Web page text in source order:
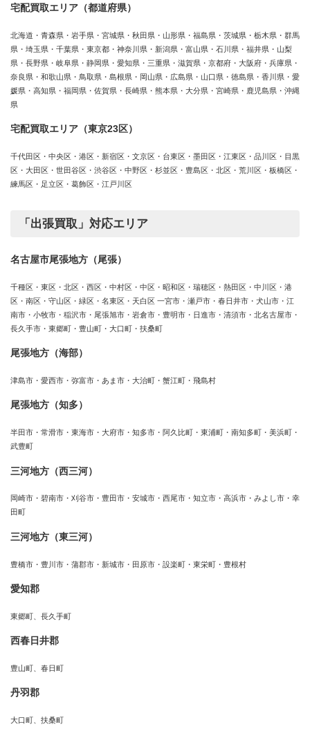
宅配買取エリア（都道府県）
北海道・青森県・岩手県・宮城県・秋田県・山形県・福島県・茨城県・栃木県・群馬
県・埼玉県・千葉県・東京都・神奈川県・新潟県・富山県・石川県・福井県・山梨
県・長野県・岐阜県・静岡県・愛知県・三重県・滋賀県・京都府・大阪府・兵庫県・
奈良県・和歌山県・鳥取県・島根県・岡山県・広島県・山口県・徳島県・香川県・愛
媛県・高知県・福岡県・佐賀県・長崎県・熊本県・大分県・宮崎県・鹿児島県・沖縄
県
宅配買取エリア（東京23区）
千代田区・中央区・港区・新宿区・文京区・台東区・墨田区・江東区・品川区・目黒
区・大田区・世田谷区・渋谷区・中野区・杉並区・豊島区・北区・荒川区・板橋区・
練馬区・足立区・葛飾区・江戸川区
「出張買取」対応エリア
名古屋市尾張地方（尾張）
千種区・東区・北区・西区・中村区・中区・昭和区・瑞穂区・熱田区・中川区・港
区・南区・守山区・緑区・名東区・天白区 一宮市・瀬戸市・春日井市・犬山市・江
南市・小牧市・稲沢市・尾張旭市・岩倉市・豊明市・日進市・清須市・北名古屋市・
長久手市・東郷町・豊山町・大口町・扶桑町
尾張地方（海部）
津島市・愛西市・弥富市・あま市・大治町・蟹江町・飛島村
尾張地方（知多）
半田市・常滑市・東海市・大府市・知多市・阿久比町・東浦町・南知多町・美浜町・
武豊町
三河地方（西三河）
岡崎市・碧南市・刈谷市・豊田市・安城市・西尾市・知立市・高浜市・みよし市・幸
田町
三河地方（東三河）
豊橋市・豊川市・蒲郡市・新城市・田原市・設楽町・東栄町・豊根村
愛知郡
東郷町、長久手町
西春日井郡
豊山町、春日町
丹羽郡
大口町、扶桑町